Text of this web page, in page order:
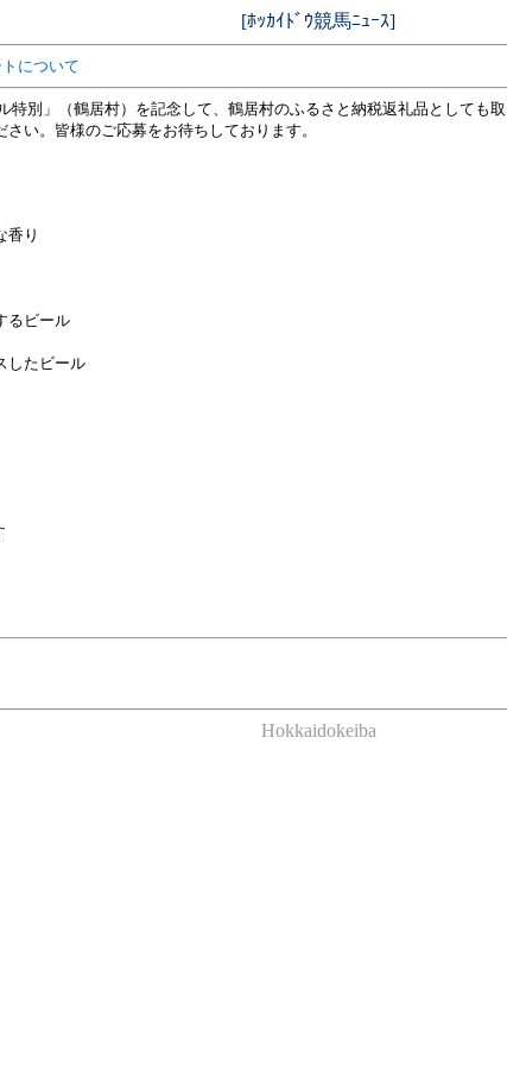
[ﾎｯｶｲﾄﾞｳ競馬ﾆｭｰｽ]
について
別」（鶴居村）を記念して、鶴居村のふるさと納税返礼品としても
い。皆様のご応募をお待ちしております。
り
ビール
たビール
Hokkaidokeiba